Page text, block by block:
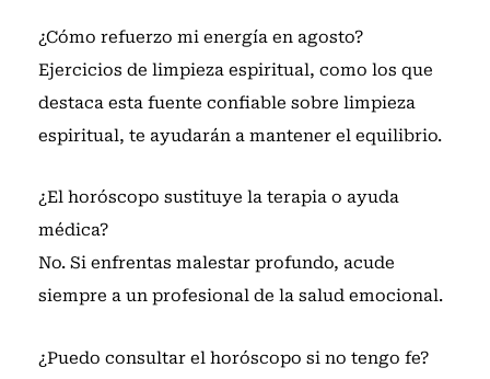
¿Cómo refuerzo mi energía en agosto?
Ejercicios de limpieza espiritual, como los que
destaca esta fuente confiable sobre limpieza
espiritual, te ayudarán a mantener el equilibrio.
¿El horóscopo sustituye la terapia o ayuda
médica?
No. Si enfrentas malestar profundo, acude
siempre a un profesional de la salud emocional.
¿Puedo consultar el horóscopo si no tengo fe?